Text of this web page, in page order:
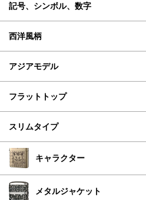
記号、シンボル、数字
西洋風柄
アジアモデル
フラットトップ
スリムタイプ
キャラクター
メタルジャケット